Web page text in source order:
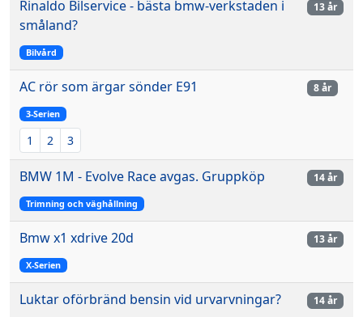
Rinaldo Bilservice - bästa bmw-verkstaden i
småland?
Bilvård
13 år
AC rör som ärgar sönder E91
3-Serien
1 2 3
8 år
BMW 1M - Evolve Race avgas. Gruppköp
Trimning och väghållning
14 år
Bmw x1 xdrive 20d
X-Serien
13 år
Luktar oförbränd bensin vid urvarvningar? 14 år